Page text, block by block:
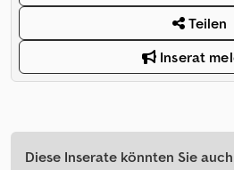
Teilen
Inserat
Diese Inserate könnten Sie